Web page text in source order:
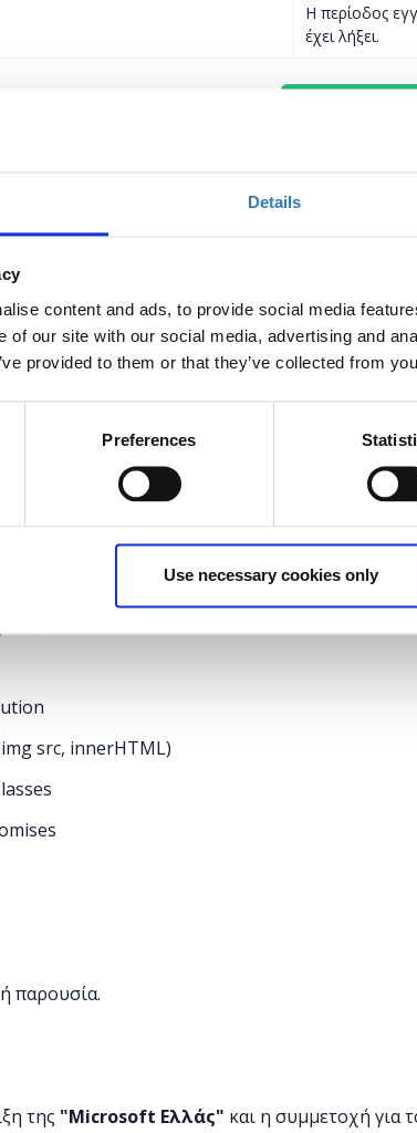
Details
content and ads, to provide social media
of our site with our social media, advertising and
provided to them or that they’ve collected from
Preferences
Use necessary cookies only
Η περίοδος
έχει λήξει.
βασικά εργαλεία της Javascript, τη δομή και τις
στα σύγχρονα χαρακτηριστικά της
εμπειρία στη γλώσσα javascript, που θέλουν
senior developers ή που ενδιαφέρονται να
για την προώθηση των επαγγελματικών τους
How to become a front end developer
χρησιμοποιείται, τι μπορώ να κάνω με αυτή)
types (Strings, Numbers, Arrays, Booleans) //
src, innerHTML)
παρουσία.
της "Microsoft Ελλάς" και η συμμετοχή για